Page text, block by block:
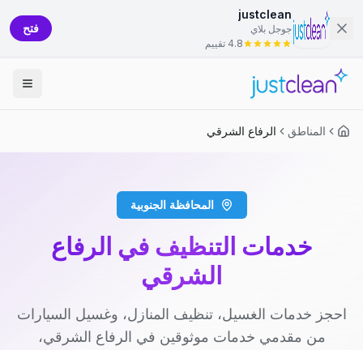
justclean
جوجل بلاي
4.8 تقييم
فتح
المناطق الرفاع الشرقي
المحافظة الجنوبية
خدمات التنظيف في الرفاع
الشرقي
احجز خدمات الغسيل، تنظيف المنازل، وغسيل السيارات
من مقدمي خدمات موثوقين في الرفاع الشرقي،